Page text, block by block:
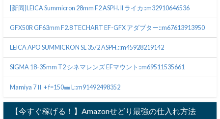
[新同]LEICA Summicron 28mm F2 ASPH. II ライカ::m32910646536
GFX50R GF63mm F2.8 TECHART EF-GFX アダプター::m67613913950
LEICA APO SUMMICRON SL 35/2 ASPH.::m45928219142
SIGMA 18-35mm T2 シネマレンズ EFマウント::m69511535661
Mamiya 7Ⅱ + f=150㎜ L::m91492498352
【今すぐ稼げる！】Amazonせどり最強の仕入れ方法